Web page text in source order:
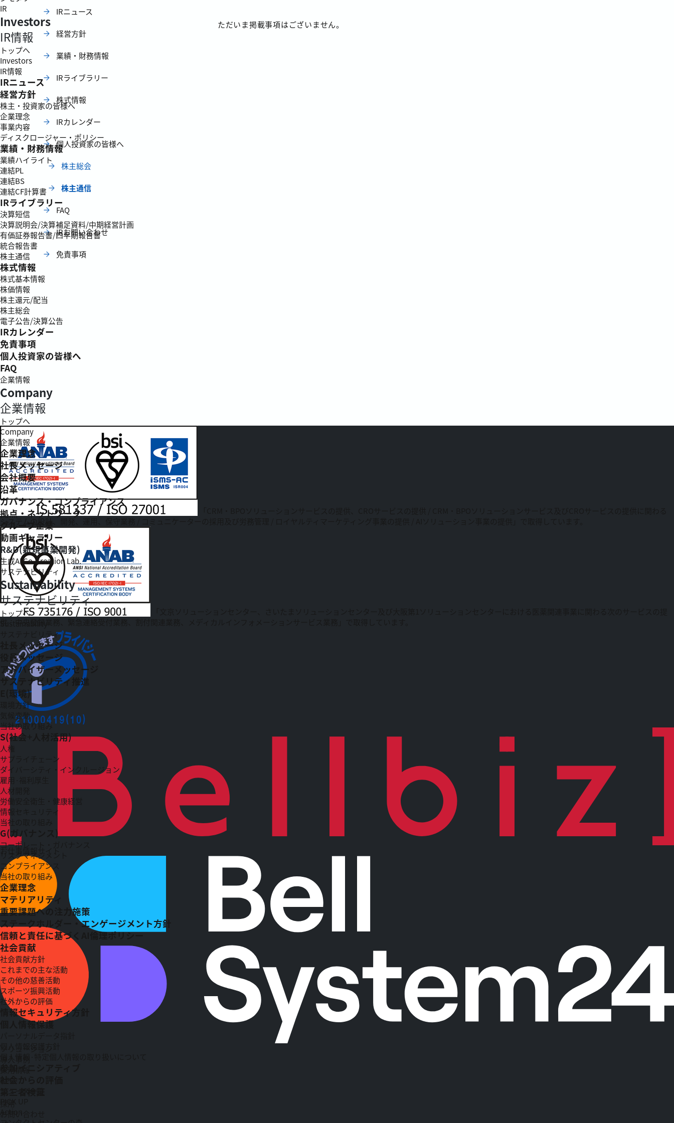
IR
Investors
IR情報
トップへ
Investors
IR情報
IRニュース
経営方針
株主・投資家の皆様へ
企業理念
事業内容
ディスクロージャー・ポリシー
業績・財務情報
業績ハイライト
連結PL
連結BS
連結CF計算書
IRライブラリー
決算短信
決算説明会/決算補足資料/中期経営計画
有価証券報告書/四半期報告書
統合報告書
株主通信
株式情報
株式基本情報
株価情報
株主還元/配当
株主総会
電子公告/決算公告
IRカレンダー
免責事項
個人投資家の皆様へ
FAQ
企業情報
Company
企業情報
トップへ
Company
企業情報
企業理念
社長メッセージ
会社概要
沿革
ガバナンス・コンプライアンス
拠点・ネットワーク
グループ企業
動画ギャラリー
R&D(新規事業開発)
生成AI Co-Creation Lab.
サステナビリティ
Sustainability
サステナビリティ
トップへ
サステナビリティ
社長メッセージ
役員メッセージ
アドバイザーメッセージ
サステナビリティ推進
E(環境)
環境方針
気候変動
当社の取り組み
S(社会+人材活用)
人権
サプライチェーン
ダイバーシティ・インクルージョン
雇用·福利厚生
人材開発
労働安全衛生・健康経営
情報セキュリティ
当社の取り組み
G(ガバナンス)
コーポレート・ガバナンス
リスクマネジメント
コンプライアンス
当社の取り組み
企業理念
マテリアリティ
重要課題への注力施策
ステークホルダー・エンゲージメント方針
信頼と責任に基づくAI倫理ポリシー
社会貢献
社会貢献方針
これまでの主な活動
その他の慈善活動
スポーツ振興活動
社外からの評価
情報セキュリティ方針
個人情報保護
IRニュース
経営方針
業績・財務情報
IRライブラリー
株式情報
IRカレンダー
個人投資家の皆様へ
株主総会
株主通信
FAQ
IRお問い合わせ
免責事項
ただいま掲載事項はございません。